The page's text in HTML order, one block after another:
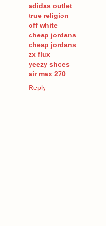
adidas outlet
true religion
off white
cheap jordans
cheap jordans
zx flux
yeezy shoes
air max 270
Reply